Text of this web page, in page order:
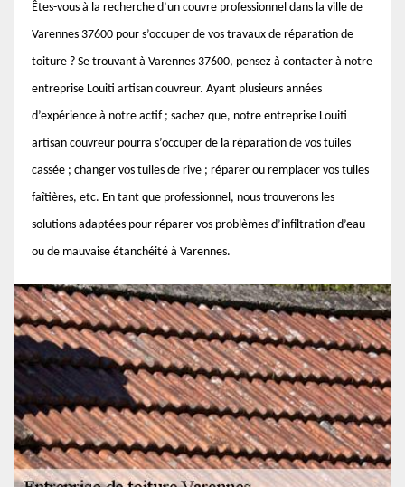
Êtes-vous à la recherche d’un couvre professionnel dans la ville de
Varennes 37600 pour s’occuper de vos travaux de réparation de
toiture ? Se trouvant à Varennes 37600, pensez à contacter à notre
entreprise Louiti artisan couvreur. Ayant plusieurs années
d’expérience à notre actif ; sachez que, notre entreprise Louiti
artisan couvreur pourra s’occuper de la réparation de vos tuiles
cassée ; changer vos tuiles de rive ; réparer ou remplacer vos tuiles
faîtières, etc. En tant que professionnel, nous trouverons les
solutions adaptées pour réparer vos problèmes d’infiltration d’eau
ou de mauvaise étanchéité à Varennes.